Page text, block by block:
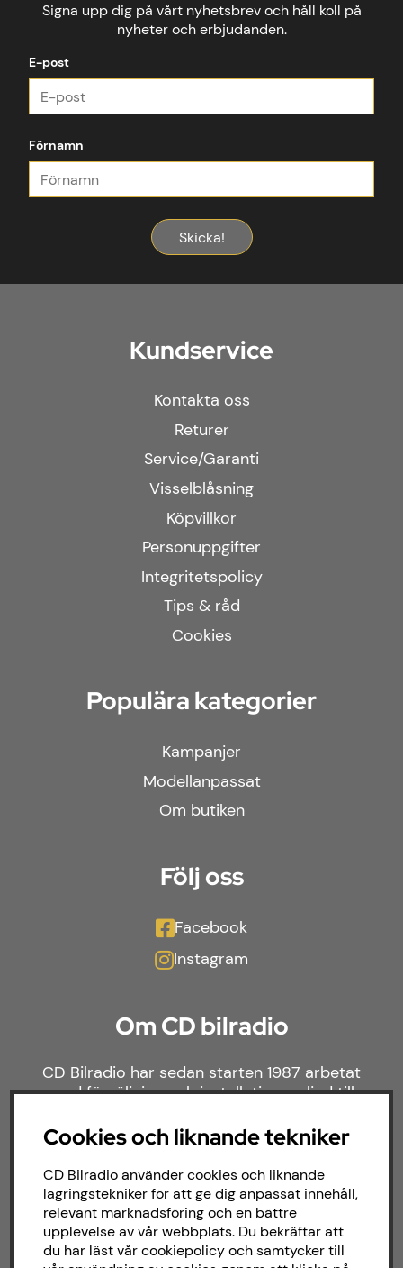
Signa upp dig på vårt nyhetsbrev och håll koll på
nyheter och erbjudanden.
E-post
Förnamn
Skicka!
Kundservice
Kontakta oss
Returer
Service/Garanti
Visselblåsning
Köpvillkor
Personuppgifter
Integritetspolicy
Tips & råd
Cookies
Populära kategorier
Kampanjer
Modellanpassat
Om butiken
Följ oss
Facebook
Instagram
Om CD bilradio
CD Bilradio har sedan starten 1987 arbetat
med försäljning och installation av ljud till
brett sortiment av billjud till alla typer av
bilmärken och behov.
Cookies och liknande tekniker
CD Bilradio använder cookies och liknande
lagringstekniker för att ge dig anpassat innehåll,
relevant marknadsföring och en bättre
upplevelse av vår webbplats. Du bekräftar att
du har läst vår cookiepolicy och samtycker till